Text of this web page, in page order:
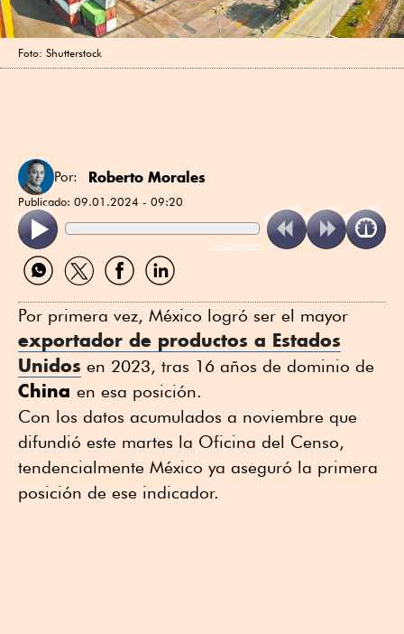
Foto: Shutterstock
Por: Roberto Morales
Publicado: 09.01.2024 - 09:20
ReadSpeaker
Compartir
por
Compartir
por
Compartir
por
Compartir
por
Por primera vez, México logró ser el mayor
exportador de productos a Estados
Unidos en 2023, tras 16 años de dominio de
China en esa posición.
Con los datos acumulados a noviembre que
difundió este martes la Oficina del Censo,
tendencialmente México ya aseguró la primera
posición de ese indicador.